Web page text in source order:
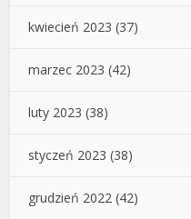
kwiecień 2023 (37)
marzec 2023 (42)
luty 2023 (38)
styczeń 2023 (38)
grudzień 2022 (42)